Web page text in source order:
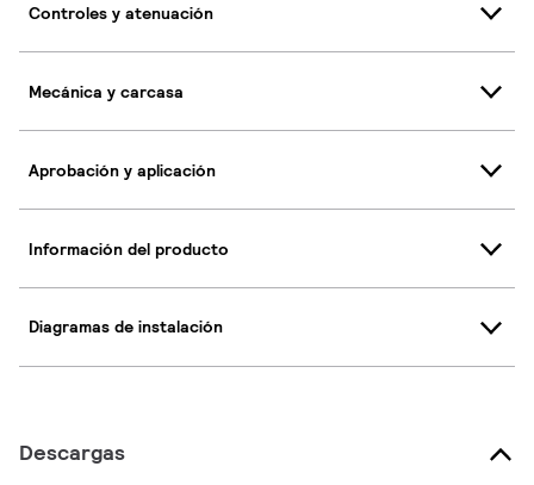
Controles y atenuación
Mecánica y carcasa
Aprobación y aplicación
Información del producto
Diagramas de instalación
Descargas